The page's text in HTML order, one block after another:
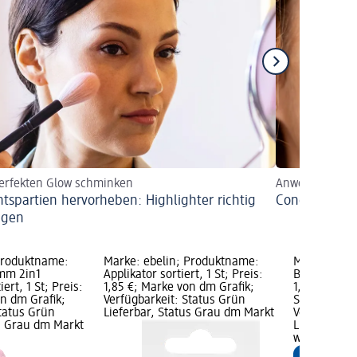
Glow schminken
hervorheben: Highlighter richtig
Anwendung,
Concealer
2in1
1 St; Preis:
dm Grafik;
Grün
Grau dm Markt
Marke: ebelin; Produktname:
Applikator sortiert, 1 St; Preis:
1,85 €; Marke von dm Grafik;
Verfügbarkeit: Status Grün
Lieferbar, Status Grau dm Markt
Marke:
1,75 €;
St); Marke
Lieferbar,
wählen